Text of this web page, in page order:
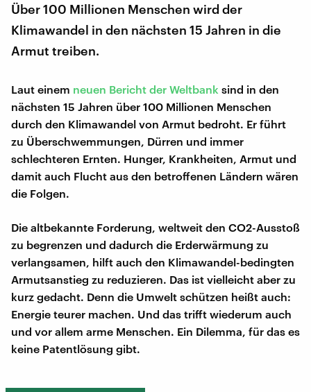
Über 100 Millionen Menschen wird der
Klimawandel in den nächsten 15 Jahren in die
Armut treiben.
Laut einem neuen Bericht der Weltbank sind in den
nächsten 15 Jahren über 100 Millionen Menschen
durch den Klimawandel von Armut bedroht. Er führt
zu Überschwemmungen, Dürren und immer
schlechteren Ernten. Hunger, Krankheiten, Armut und
damit auch Flucht aus den betroffenen Ländern wären
die Folgen.
Die altbekannte Forderung, weltweit den CO2-Ausstoß
zu begrenzen und dadurch die Erderwärmung zu
verlangsamen, hilft auch den Klimawandel-bedingten
Armutsanstieg zu reduzieren. Das ist vielleicht aber zu
kurz gedacht. Denn die Umwelt schützen heißt auch:
Energie teurer machen. Und das trifft wiederum auch
und vor allem arme Menschen. Ein Dilemma, für das es
keine Patentlösung gibt.